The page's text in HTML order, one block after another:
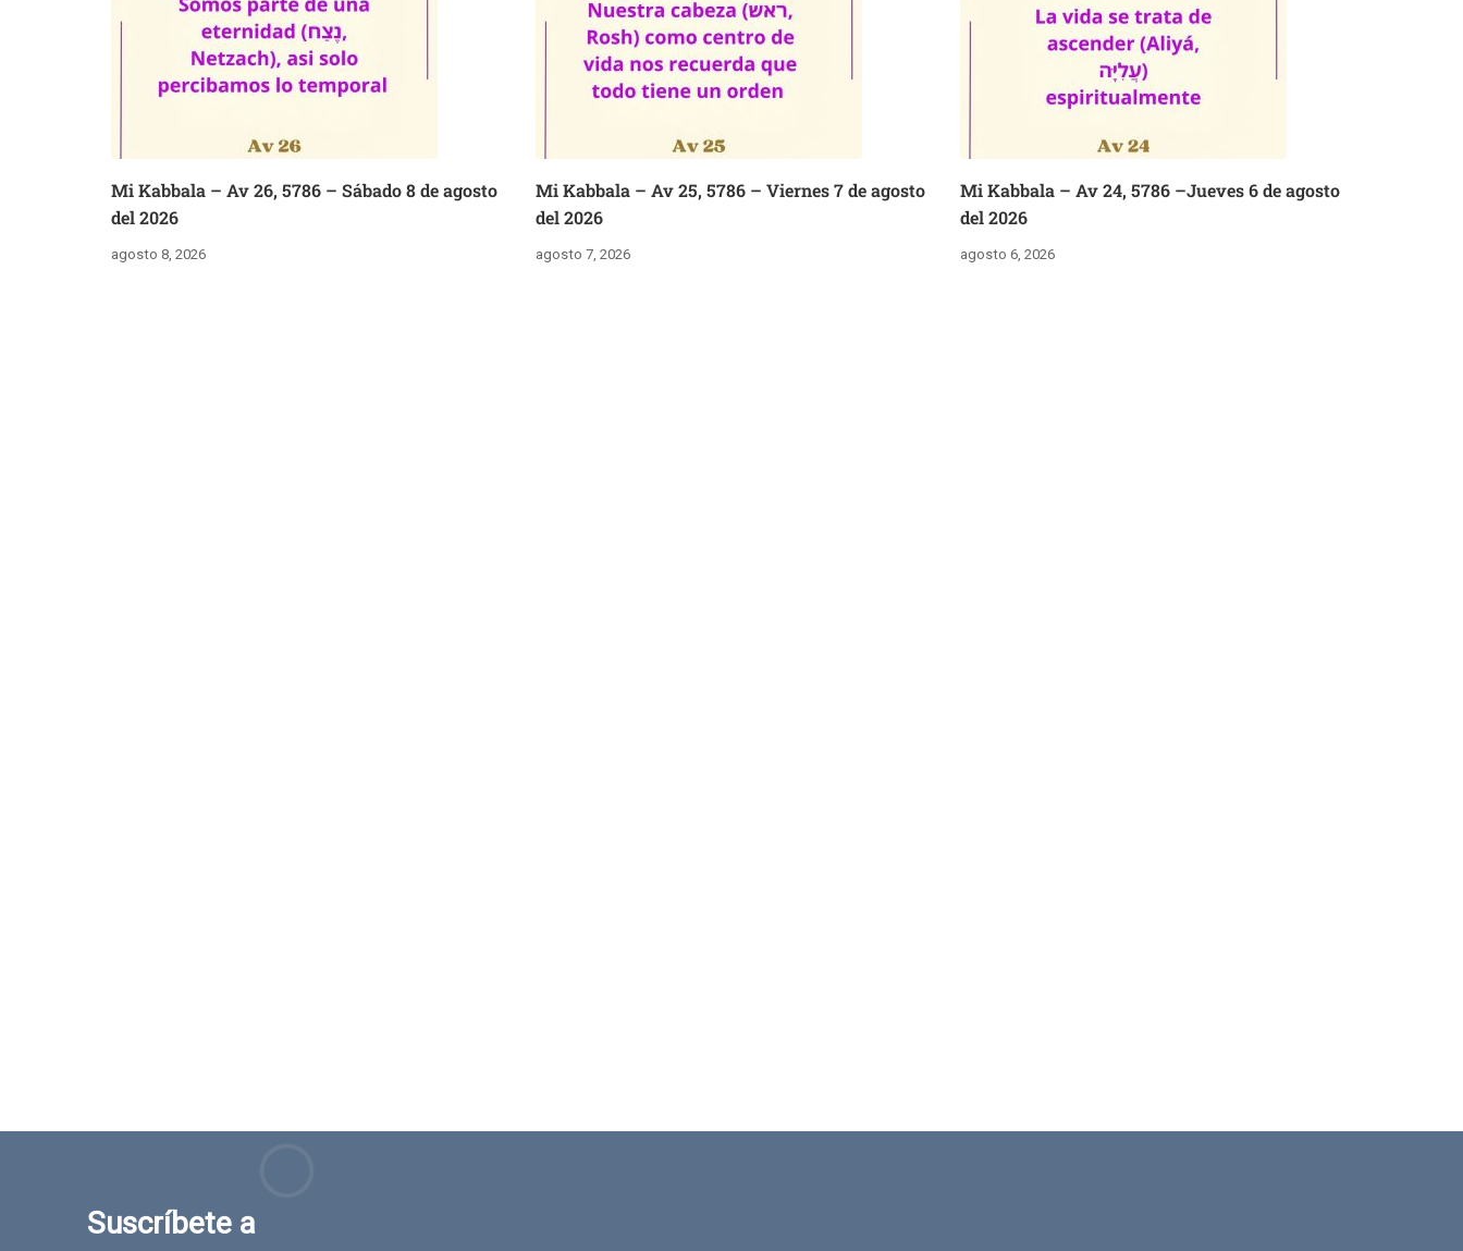
Mi Kabbala – Av 26, 5786 – Sábado 8 de agosto
del 2026
agosto 8, 2026
Mi Kabbala – Av 25, 5786 – Viernes 7 de agosto
del 2026
agosto 7, 2026
Mi Kabbala – Av 24, 5786 –Jueves 6 de agosto
del 2026
agosto 6, 2026
Suscríbete a